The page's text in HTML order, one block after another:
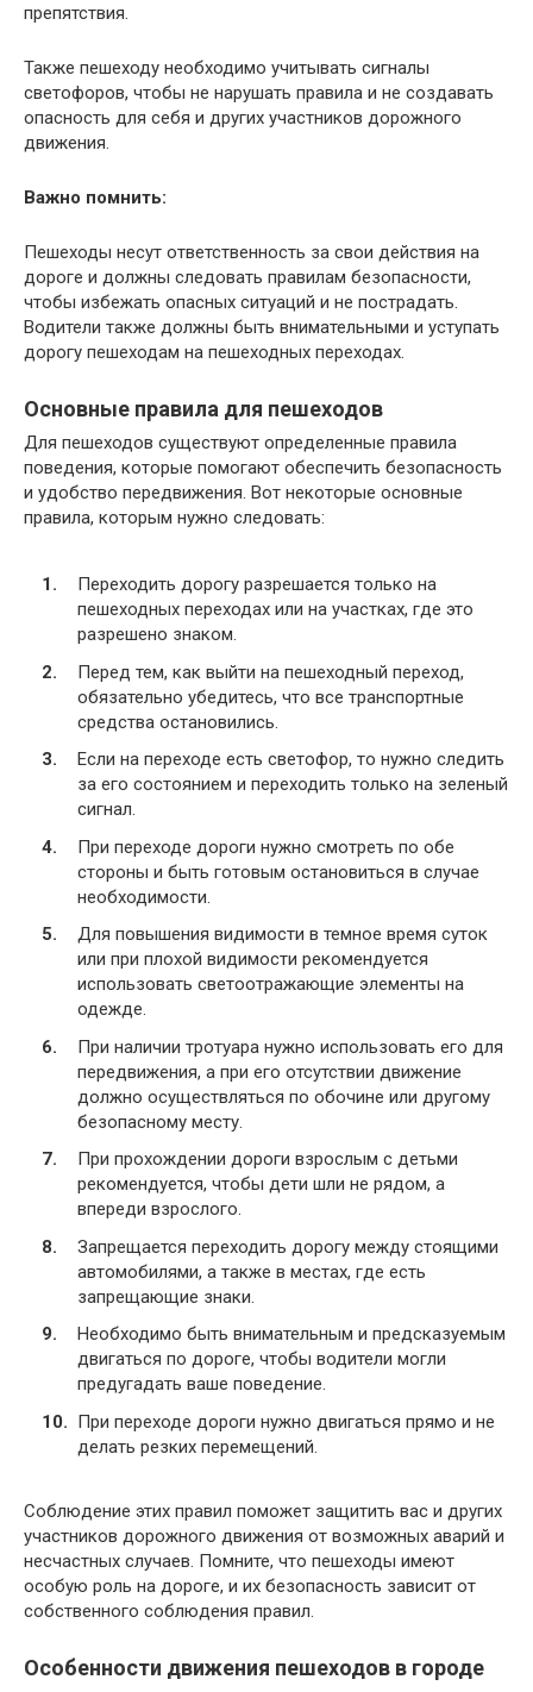
препятствия.
Также пешеходу необходимо учитывать сигналы
светофоров, чтобы не нарушать правила и не создавать
опасность для себя и других участников дорожного
движения.
Важно помнить:
Пешеходы несут ответственность за свои действия на
дороге и должны следовать правилам безопасности,
чтобы избежать опасных ситуаций и не пострадать.
Водители также должны быть внимательными и уступать
дорогу пешеходам на пешеходных переходах.
Основные правила для пешеходов
Для пешеходов существуют определенные правила
поведения, которые помогают обеспечить безопасность
и удобство передвижения. Вот некоторые основные
правила, которым нужно следовать:
Переходить дорогу разрешается только на
пешеходных переходах или на участках, где это
разрешено знаком.
Перед тем, как выйти на пешеходный переход,
обязательно убедитесь, что все транспортные
средства остановились.
Если на переходе есть светофор, то нужно следить
за его состоянием и переходить только на зеленый
сигнал.
При переходе дороги нужно смотреть по обе
стороны и быть готовым остановиться в случае
необходимости.
Для повышения видимости в темное время суток
или при плохой видимости рекомендуется
использовать светоотражающие элементы на
одежде.
При наличии тротуара нужно использовать его для
передвижения, а при его отсутствии движение
должно осуществляться по обочине или другому
безопасному месту.
При прохождении дороги взрослым с детьми
рекомендуется, чтобы дети шли не рядом, а
впереди взрослого.
Запрещается переходить дорогу между стоящими
автомобилями, а также в местах, где есть
запрещающие знаки.
Необходимо быть внимательным и предсказуемым
двигаться по дороге, чтобы водители могли
предугадать ваше поведение.
При переходе дороги нужно двигаться прямо и не
делать резких перемещений.
Соблюдение этих правил поможет защитить вас и других
участников дорожного движения от возможных аварий и
несчастных случаев. Помните, что пешеходы имеют
особую роль на дороге, и их безопасность зависит от
собственного соблюдения правил.
Особенности движения пешеходов в городе